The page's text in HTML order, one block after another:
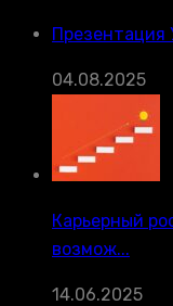
Презентация
04.08.2025
Карьерный
возмож...
14.06.2025